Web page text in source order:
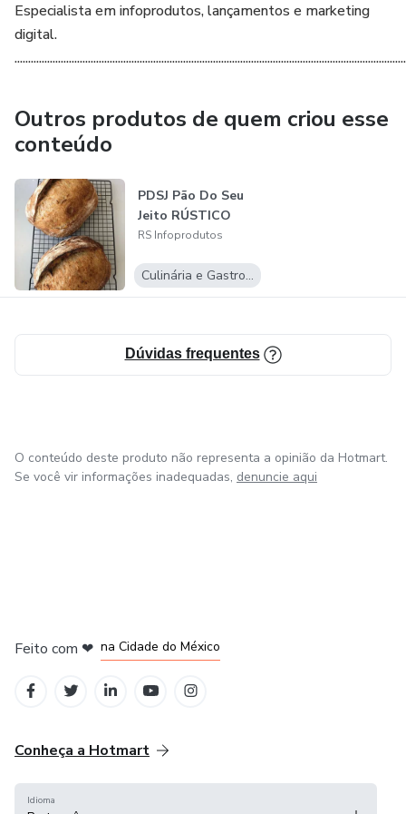
Especialista em infoprodutos, lançamentos e marketing
digital.
Outros produtos de quem criou esse
conteúdo
PDSJ Pão Do Seu
Jeito RÚSTICO
RS Infoprodutos
Culinária e Gastronomia
Dúvidas frequentes
O conteúdo deste produto não representa a opinião da Hotmart.
Se você vir informações inadequadas, denuncie aqui
Feito com ❤ na Cidade do México
Conheça a Hotmart
Idioma